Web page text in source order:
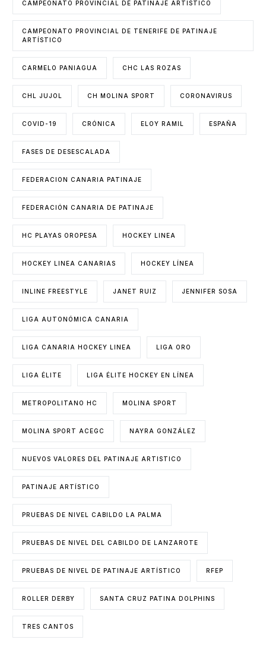
CAMPEONATO PROVINCIAL DE PATINAJE ARTÍSTICO
CAMPEONATO PROVINCIAL DE TENERIFE DE PATINAJE
ARTÍSTICO
CARMELO PANIAGUA CHC LAS ROZAS
CHL JUJOL CH MOLINA SPORT CORONAVIRUS
COVID-19 CRÓNICA ELOY RAMIL ESPAÑA
FASES DE DESESCALADA
FEDERACION CANARIA PATINAJE
FEDERACIÓN CANARIA DE PATINAJE
HC PLAYAS OROPESA HOCKEY LINEA
HOCKEY LINEA CANARIAS HOCKEY LÍNEA
INLINE FREESTYLE JANET RUIZ JENNIFER SOSA
LIGA AUTONÓMICA CANARIA
LIGA CANARIA HOCKEY LINEA LIGA ORO
LIGA ÉLITE LIGA ÉLITE HOCKEY EN LÍNEA
METROPOLITANO HC MOLINA SPORT
MOLINA SPORT ACEGC NAYRA GONZÁLEZ
NUEVOS VALORES DEL PATINAJE ARTISTICO
PATINAJE ARTÍSTICO
PRUEBAS DE NIVEL CABILDO LA PALMA
PRUEBAS DE NIVEL DEL CABILDO DE LANZAROTE
PRUEBAS DE NIVEL DE PATINAJE ARTÍSTICO RFEP
ROLLER DERBY SANTA CRUZ PATINA DOLPHINS
TRES CANTOS